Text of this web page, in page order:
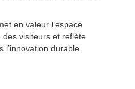
en valeur l’espace
des visiteurs et reflète
l’innovation durable.